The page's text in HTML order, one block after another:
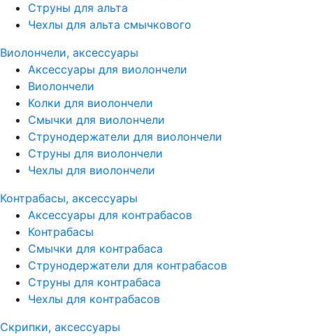
Струны для альта
Чехлы для альта смычкового
Виолончели, аксессуары
Аксессуары для виолончели
Виолончели
Колки для виолончели
Смычки для виолончели
Струнодержатели для виолончели
Струны для виолончели
Чехлы для виолончели
Контрабасы, аксессуары
Аксессуары для контрабасов
Контрабасы
Смычки для контрабаса
Струнодержатели для контрабасов
Струны для контрабаса
Чехлы для контрабасов
Скрипки, аксессуары